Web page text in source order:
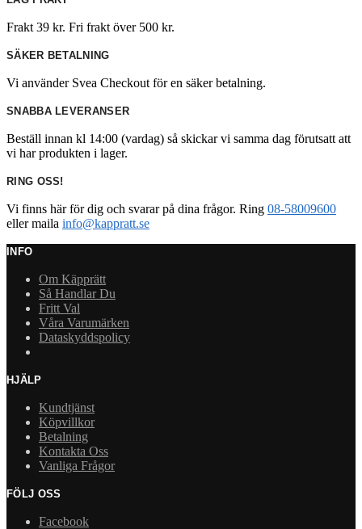
Frakt 39 kr. Fri frakt över 500 kr.
SÄKER BETALNING
Vi använder Svea Checkout för en säker betalning.
SNABBA LEVERANSER
Beställ innan kl 14:00 (vardag) så skickar vi samma dag förutsatt att
vi har produkten i lager.
RING OSS!
Vi finns här för dig och svarar på dina frågor. Ring 08-58009600
eller maila info@kappratt.se
INFO
Om Käpprätt
Så Handlar Du
Fritt Val
Våra Varumärken
Dataskyddspolicy
HJÄLP
Kundtjänst
Köpvillkor
Betalning
Kontakta Oss
Vanliga Frågor
FÖLJ OSS
Facebook